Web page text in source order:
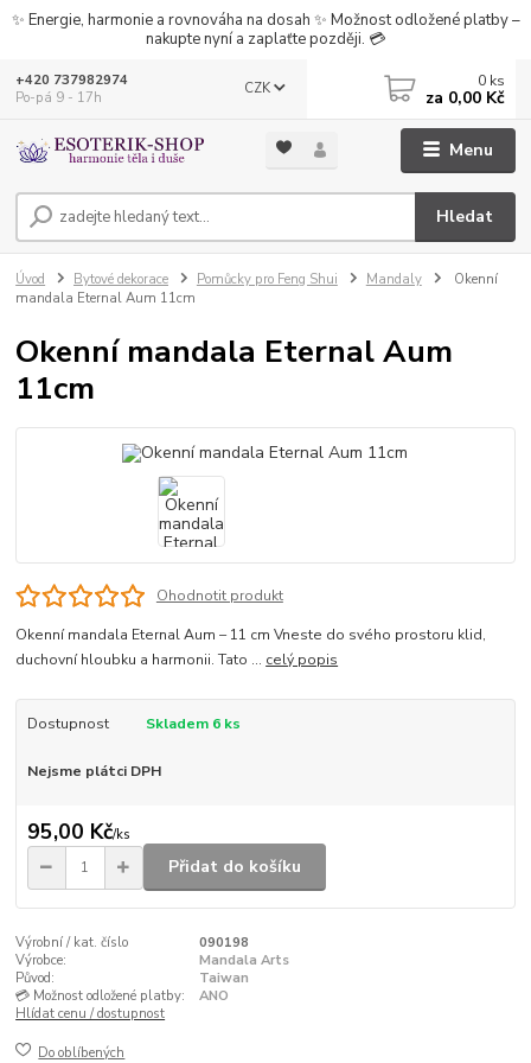
✨ Energie, harmonie a rovnováha na dosah ✨ Možnost odložené platby –
nakupte nyní a zaplaťte později. 💳
Menu
CZK
Hledat
+420 737982974
Po-pá 9 - 17h
0 ks
za 0,00 Kč
Úvod Bytové dekorace Pomůcky pro Feng Shui Mandaly
Okenní
mandala Eternal Aum 11cm
Okenní mandala Eternal Aum
11cm
Ohodnotit produkt
Okenní mandala Eternal Aum – 11 cm Vneste do svého prostoru klid,
duchovní hloubku a harmonii. Tato ... celý popis
Dostupnost Skladem 6 ks
Nejsme plátci DPH
95,00 Kč/ks
Přidat do košíku
Výrobní / kat. číslo
090198
Výrobce:
Mandala Arts
Původ:
Taiwan
💳 Možnost odložené platby:
ANO
Hlídat cenu / dostupnost
Do oblíbených